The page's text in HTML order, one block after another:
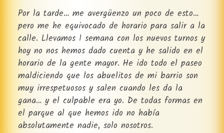
Por la tarde… me avergüenzo un poco de esto…
pero me he equivocado de horario para salir a la
calle. Llevamos 1 semana con los nuevos turnos y
hoy no nos hemos dado cuenta y he salido en el
horario de la gente mayor. He ido todo el paseo
maldiciendo que los abuelitos de mi barrio son
muy irrespetuosos y salen cuando les da la
gana… y el culpable era yo. De todas formas en
el parque al que hemos ido no había
absolutamente nadie, solo nosotros.